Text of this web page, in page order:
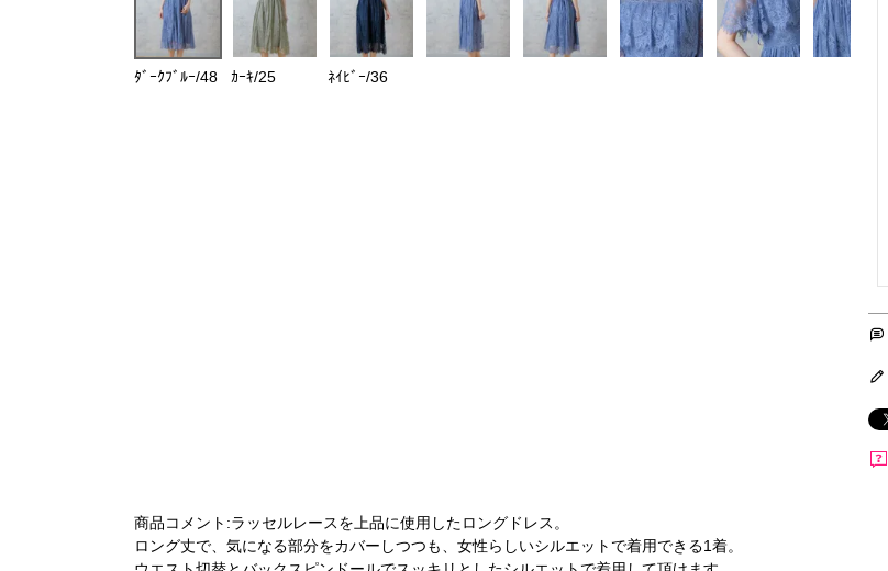
ﾀﾞｰｸﾌﾞﾙｰ/48 ｶｰｷ/25 ﾈｲﾋﾞｰ/36
商品コメント:ラッセルレースを上品に使用したロングドレス。
ロング丈で、気になる部分をカバーしつつも、女性らしいシルエットで着用できる1着。